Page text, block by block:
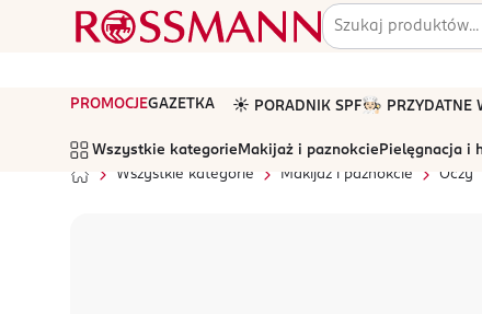
PROMOCJEGAZETKA ☀️ PORADNIK SPF🧑🏻‍🍳 PRZYDATNE
Wszystkie kategorie Makijaż i paznokcie Pielęgnacja i
Wszystkie kategorie
Makijaż i paznokcie Oczy